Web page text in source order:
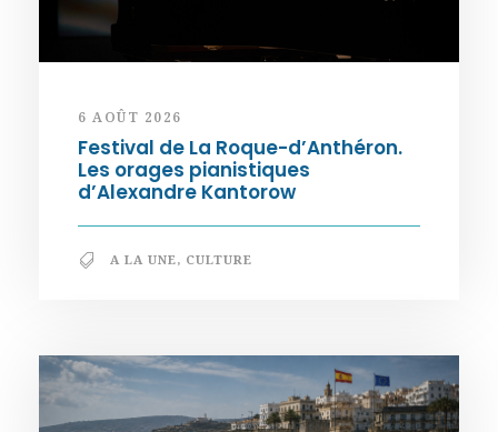
6 AOÛT 2026
Festival de La Roque-d’Anthéron.
Les orages pianistiques
d’Alexandre Kantorow
A LA UNE, CULTURE